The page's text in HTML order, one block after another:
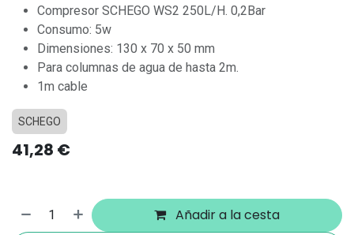
Compresor SCHEGO WS2 250L/H. 0,2Bar
Consumo: 5w
Dimensiones: 130 x 70 x 50 mm
Para columnas de agua de hasta 2m.
1m cable
SCHEGO
41,28 €
Añadir a la cesta